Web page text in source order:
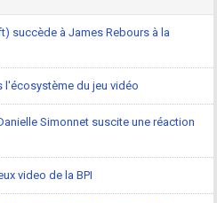
succède à James Rebours à la
l'écosystème du jeu vidéo
Simonnet suscite une réaction
video de la BPI